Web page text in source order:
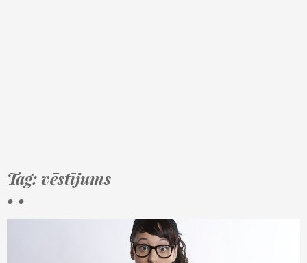
Tag: vēstījums
• •